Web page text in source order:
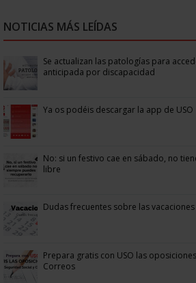
NOTICIAS MÁS LEÍDAS
Se actualizan las patologías para
anticipada por discapacidad
Ya os podéis descargar la app de USO
No: si un festivo cae en sábado, no
libre
Dudas frecuentes sobre las vacaciones
Prepara gratis con USO las
Correos